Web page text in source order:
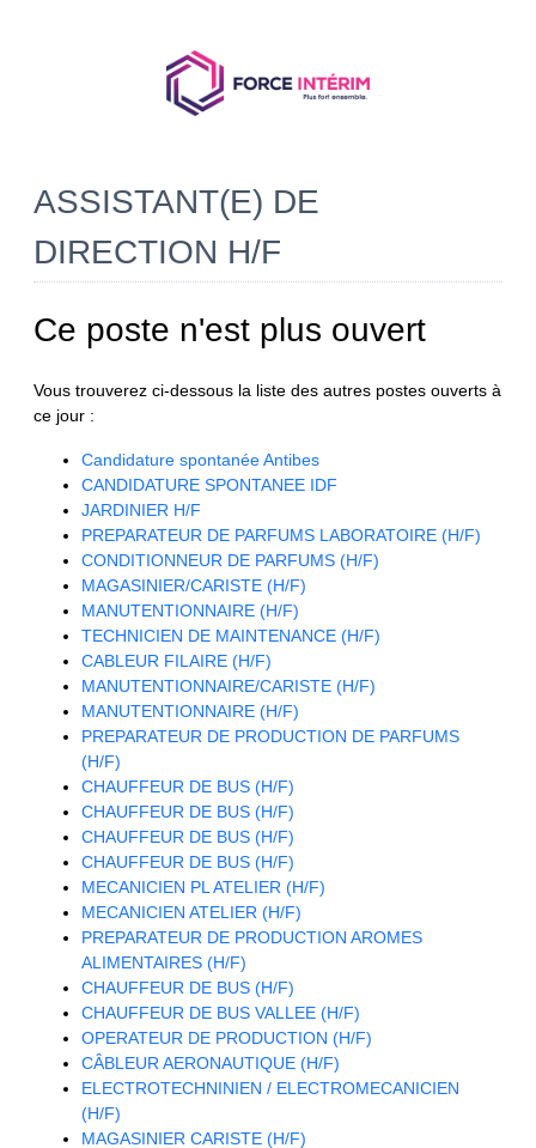
ASSISTANT(E) DE
DIRECTION H/F
Ce poste n'est plus ouvert
Vous trouverez ci-dessous la liste des autres postes ouverts à
ce jour :
Candidature spontanée Antibes
CANDIDATURE SPONTANEE IDF
JARDINIER H/F
PREPARATEUR DE PARFUMS LABORATOIRE (H/F)
CONDITIONNEUR DE PARFUMS (H/F)
MAGASINIER/CARISTE (H/F)
MANUTENTIONNAIRE (H/F)
TECHNICIEN DE MAINTENANCE (H/F)
CABLEUR FILAIRE (H/F)
MANUTENTIONNAIRE/CARISTE (H/F)
MANUTENTIONNAIRE (H/F)
PREPARATEUR DE PRODUCTION DE PARFUMS
(H/F)
CHAUFFEUR DE BUS (H/F)
CHAUFFEUR DE BUS (H/F)
CHAUFFEUR DE BUS (H/F)
CHAUFFEUR DE BUS (H/F)
MECANICIEN PL ATELIER (H/F)
MECANICIEN ATELIER (H/F)
PREPARATEUR DE PRODUCTION AROMES
ALIMENTAIRES (H/F)
CHAUFFEUR DE BUS (H/F)
CHAUFFEUR DE BUS VALLEE (H/F)
OPERATEUR DE PRODUCTION (H/F)
CÂBLEUR AERONAUTIQUE (H/F)
ELECTROTECHNINIEN / ELECTROMECANICIEN
(H/F)
MAGASINIER CARISTE (H/F)